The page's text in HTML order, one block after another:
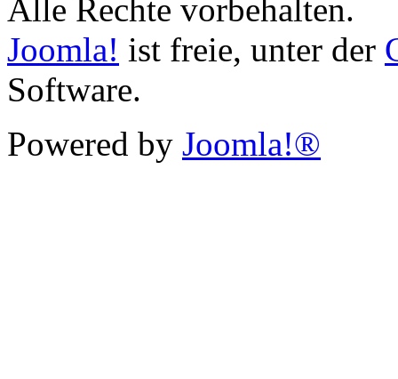
Alle Rechte vorbehalten.
Joomla! ist freie, unter der
Software.
Powered by Joomla!®